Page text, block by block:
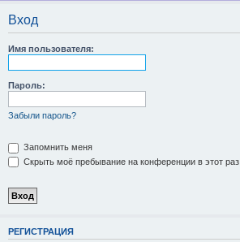
Вход
Имя пользователя:
Пароль:
Забыли пароль?
Запомнить меня
Скрыть моё пребывание на конференции в этот раз
РЕГИСТРАЦИЯ